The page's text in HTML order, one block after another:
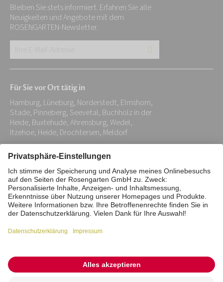
Bleiben Sie stets informiert. Erfahren Sie alle
Neuigkeiten und Angebote mit dem
ROSENGARTEN-Newsletter.
E-
Adresse:
*
Für Sie vor Ort tätig in
Hamburg, Lüneburg, Norderstedt, Elmshorn,
Stade, Pinneberg, Seevetal, Buchholz in der
Heide, Buxtehude, Ahrensburg, Wedel,
Itzehoe, Heide, Drochtersen, Meldorf
Impressum Datenschutz
Stiftung
Interne Meldestelle
Zahlungsmittel
Barrierefreiheitserklärung
Vertrag widerrufen